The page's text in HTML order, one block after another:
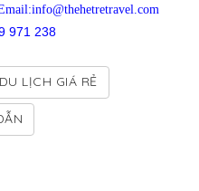
971 238
LỊCH GIÁ RẺ